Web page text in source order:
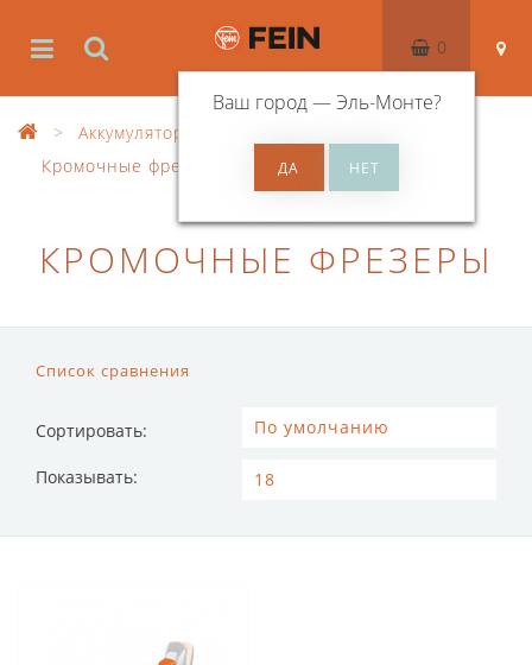
Ваш город —Эль-Монте?
0
Аккумуляторный инструмент
Кромочные фрезеры
КРОМОЧНЫЕ ФРЕЗЕРЫ
Список сравнения
Сортировать:
Показывать: